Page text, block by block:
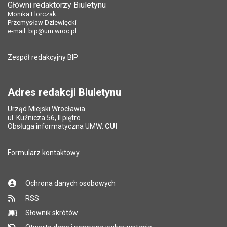
Liczba pobrań:
Ostatnio zaktualizował:
Data ostatniej aktualizacji:
Tytuł e-mailaPole wymagane
*
Adres e-mail znajomego
Pytanie antyspamowe
*
Pole wymagane
Główni redaktorzy Biuletynu
Monika Florczak
Przemysław Dziewięcki
e-mail: bip@um.wroc.pl
Zespół redakcyjny BIP
Adres redakcji Biuletynu
Urząd Miejski Wrocławia
ul. Kuźnicza 56, II piętro
Obsługa informatyczna UMW: CUI
Formularz kontaktowy
Ochrona danych osobowych
RSS
Słownik skrótów